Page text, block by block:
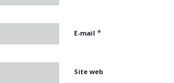
E-mail *
Site web